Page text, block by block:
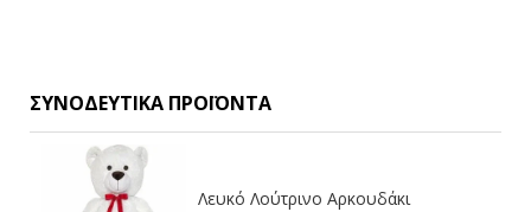
ΣΥΝΟΔΕΥΤΙΚΆ ΠΡΟΪΌΝΤΑ
Λευκό Λούτρινο Αρκουδάκι